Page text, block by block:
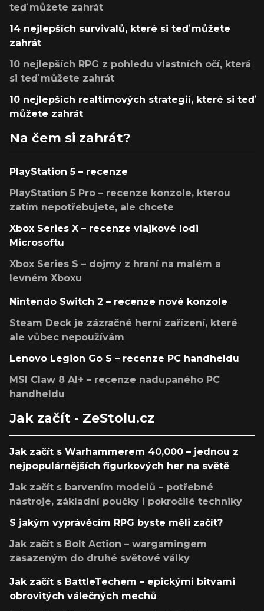
teď můžete zahrát
14 nejlepších survivalů, které si teď můžete
zahrát
10 nejlepších RPG z pohledu vlastních očí, která
si teď můžete zahrát
10 nejlepších realtimových strategií, které si teď
můžete zahrát
Na čem si zahrát?
PlayStation 5 – recenze
PlayStation 5 Pro – recenze konzole, kterou
zatím nepotřebujete, ale chcete
Xbox Series X – recenze vlajkové lodi
Microsoftu
Xbox Series S – dojmy z hraní na malém a
levném Xboxu
Nintendo Switch 2 – recenze nové konzole
Steam Deck je zázračné herní zařízení, které
ale vůbec nepoužívám
Lenovo Legion Go S – recenze PC handheldu
MSI Claw 8 AI+ – recenze nadupaného PC
handheldu
Jak začít - ZeStolu.cz
Jak začít s Warhammerem 40,000 – jednou z
nejpopulárnějších figurkových her na světě
Jak začít s barvením modelů – potřebné
nástroje, základní poučky i pokročilé techniky
S jakým vyprávěcím RPG byste měli začít?
Jak začít s Bolt Action – wargamingem
zasazeným do druhé světové války
Jak začít s BattleTechem – epickými bitvami
obrovitých válečných mechů